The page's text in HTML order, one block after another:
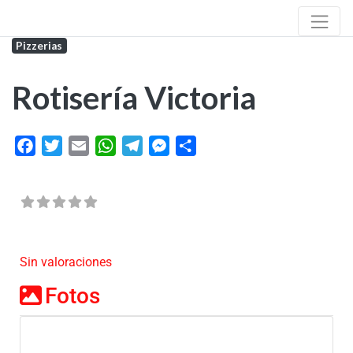
Pizzerias
Rotisería Victoria
FacebookTwitterEmail WhatsAppTelegramMessenger
Sin valoraciones
Fotos